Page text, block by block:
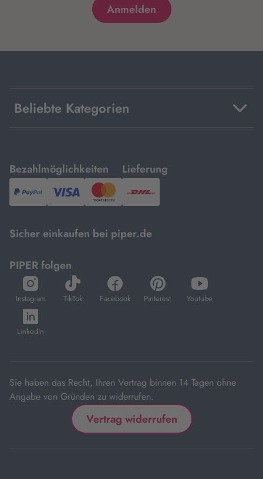
Beliebte Kategorien
Bezahlmöglichkeiten
mit
PayPal,Visa
und
Lieferung
mit
DHL.
Sicher einkaufen bei piper.de
PIPER folgen
Instagram
öffnet
in
neuem
Tab
TikTok
öffnet
in
Facebook
öffnet
in
Pinterest
öffnet
in
Youtube
öffnet
in
LinkedIn
öffnet
in
Sie haben das Recht, Ihren Vertrag binnen 14 Tagen ohne
Angabe von Gründen zu widerrufen.
Vertrag widerrufen